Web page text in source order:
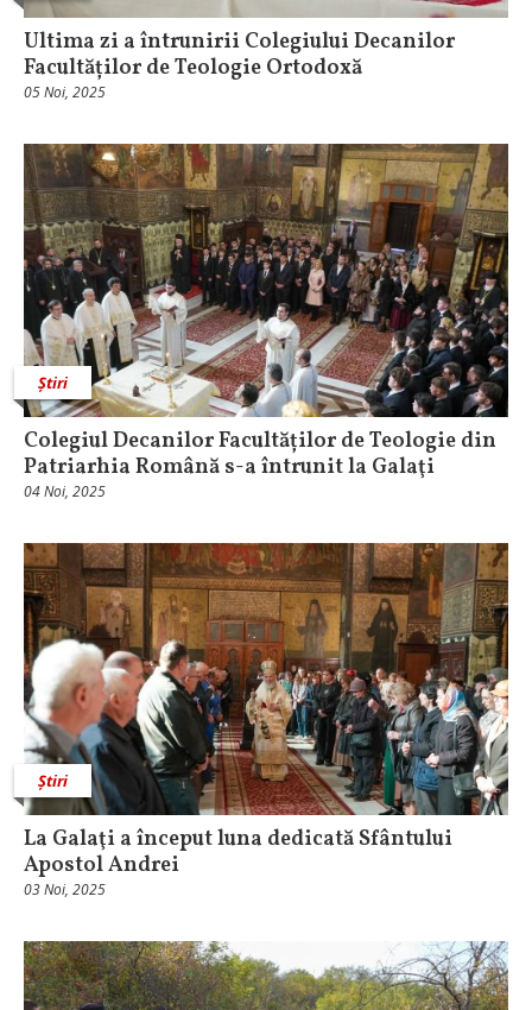
Ultima zi a întrunirii Colegiului Decanilor
Facultăților de Teologie Ortodoxă
05 Noi, 2025
Știri
Colegiul Decanilor Facultăților de Teologie din
Patriarhia Română s-a întrunit la Galaţi
04 Noi, 2025
Știri
La Galaţi a început luna dedicată Sfântului
Apostol Andrei
03 Noi, 2025